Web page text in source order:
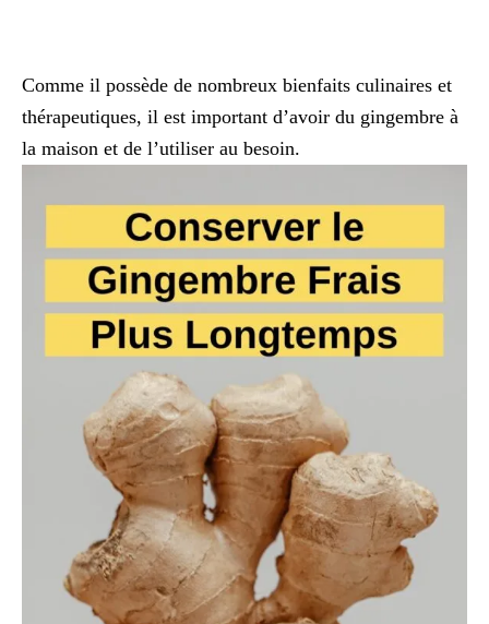
Comme il possède de nombreux bienfaits culinaires et
thérapeutiques, il est important d’avoir du gingembre à
la maison et de l’utiliser au besoin.